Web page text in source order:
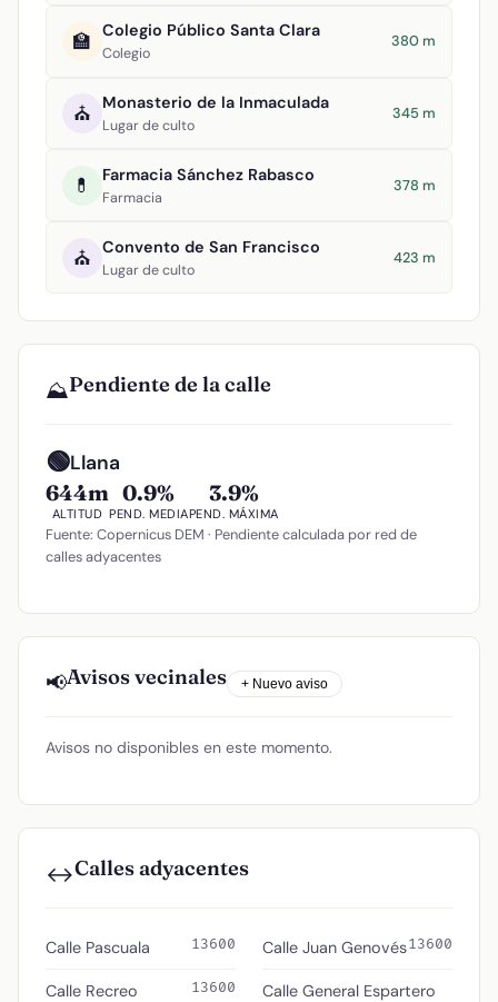
🏫 Colegio Público Santa Clara
Colegio
380 m
⛪ Monasterio de la Inmaculada
Lugar de culto
345 m
💊 Farmacia Sánchez Rabasco
Farmacia
378 m
⛪ Convento de San Francisco
Lugar de culto
423 m
⛰️Pendiente de la calle
🟢Llana
644m
ALTITUD
0.9%
PEND. MEDIA
3.9%
PEND. MÁXIMA
Fuente: Copernicus DEM · Pendiente calculada por red de
calles adyacentes
📢Avisos vecinales + Nuevo aviso
Avisos no disponibles en este momento.
↔️Calles adyacentes
Calle Pascuala 13600
Calle Recreo 13600
Calle Juan Genovés13600
Calle General Espartero